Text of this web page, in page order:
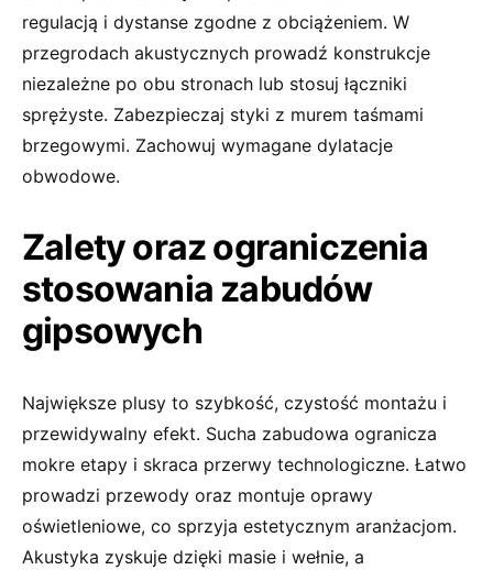
regulacją i dystanse zgodne z obciążeniem. W
przegrodach akustycznych prowadź konstrukcje
niezależne po obu stronach lub stosuj łączniki
sprężyste. Zabezpieczaj styki z murem taśmami
brzegowymi. Zachowuj wymagane dylatacje
obwodowe.
Zalety oraz ograniczenia
stosowania zabudów
gipsowych
Największe plusy to szybkość, czystość montażu i
przewidywalny efekt. Sucha zabudowa ogranicza
mokre etapy i skraca przerwy technologiczne. Łatwo
prowadzi przewody oraz montuje oprawy
oświetleniowe, co sprzyja estetycznym aranżacjom.
Akustyka zyskuje dzięki masie i wełnie, a